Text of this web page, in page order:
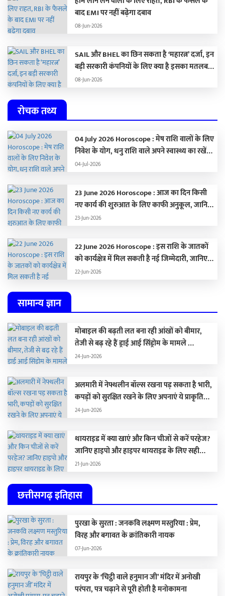
बाद EMI पर नहीं बढ़ेगा दबाव
08-Jun-2026
SAIL और BHEL का छिन सकता है ‘महारत्न’ दर्जा, इन
बड़ी सरकारी कंपनियों के लिए क्या है इसका मतलब…
08-Jun-2026
रोचक तथ्य
04 July 2026 Horoscope : मेष राशि वालों के लिए
निवेश के योग, धनु राशि वाले अपने स्वास्थ्य का रखें
ध्यान,
04-Jul-2026
23 June 2026 Horoscope : आज का दिन किसी
नए कार्य की शुरुआत के लिए काफी अनुकूल, जानिए
अपना राशिफल …
23-Jun-2026
22 June 2026 Horoscope : इस राशि के जातकों
को कार्यक्षेत्र में मिल सकती है नई जिम्मेदारी, जानिए
अपना राशिफल
22-Jun-2026
सामान्य ज्ञान
मोबाइल की बढ़ती लत बना रही आंखों को बीमार,
तेजी से बढ़ रहे हैं ड्राई आई सिंड्रोम के मामले …
24-Jun-2026
अलमारी में नेफ्थलीन बॉल्स रखना पड़ सकता है भारी,
कपड़ों को सुरक्षित रखने के लिए अपनाएं ये प्राकृतिक
विकल्प …
24-Jun-2026
थायराइड में क्या खाएं और किन चीजों से करें परहेज?
जानिए हाइपो और हाइपर थायराइड के लिए सही
डाइट
21-Jun-2026
छत्तीसगढ़ इतिहास
पुरखा के सुरता : जनकवि लक्ष्मण मस्तुरिया : प्रेम,
विरह और बगावत के क्रांतिकारी नायक
07-Jun-2026
रायपुर के ‘चिट्ठी वाले हनुमान जी’ मंदिर में अनोखी
परंपरा, पत्र चढ़ाने से पूरी होती है मनोकामना